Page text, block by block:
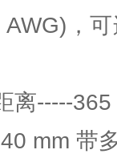
，
离-----365
mm 带